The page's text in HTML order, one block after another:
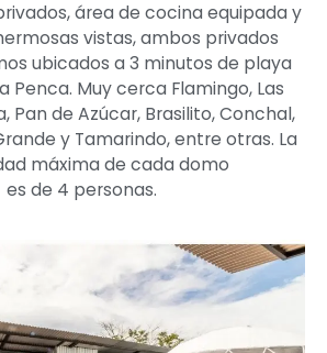
área de cocina equipada y
vistas, ambos privados
ubicados a 3 minutos de playa
Penca. Muy cerca Flamingo, Las
Pan de Azúcar, Brasilito, Conchal,
y Tamarindo, entre otras. La
máxima de cada domo
es de 4 personas.